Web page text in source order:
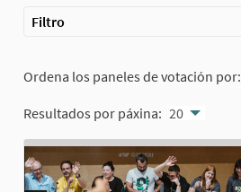
Filtro
Ordena los paneles de votación por:
Resultados por páxina: 20